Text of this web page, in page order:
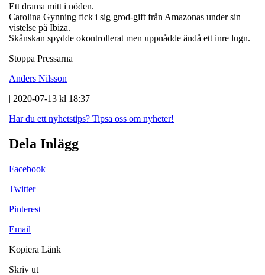
Ett drama mitt i nöden.
Carolina Gynning fick i sig grod-gift från Amazonas under sin
vistelse på Ibiza.
Skånskan spydde okontrollerat men uppnådde ändå ett inre lugn.
Stoppa Pressarna
Anders Nilsson
| 2020-07-13 kl 18:37 |
Har du ett nyhetstips? Tipsa oss om nyheter!
Dela Inlägg
Facebook
Twitter
Pinterest
Email
Kopiera Länk
Skriv ut